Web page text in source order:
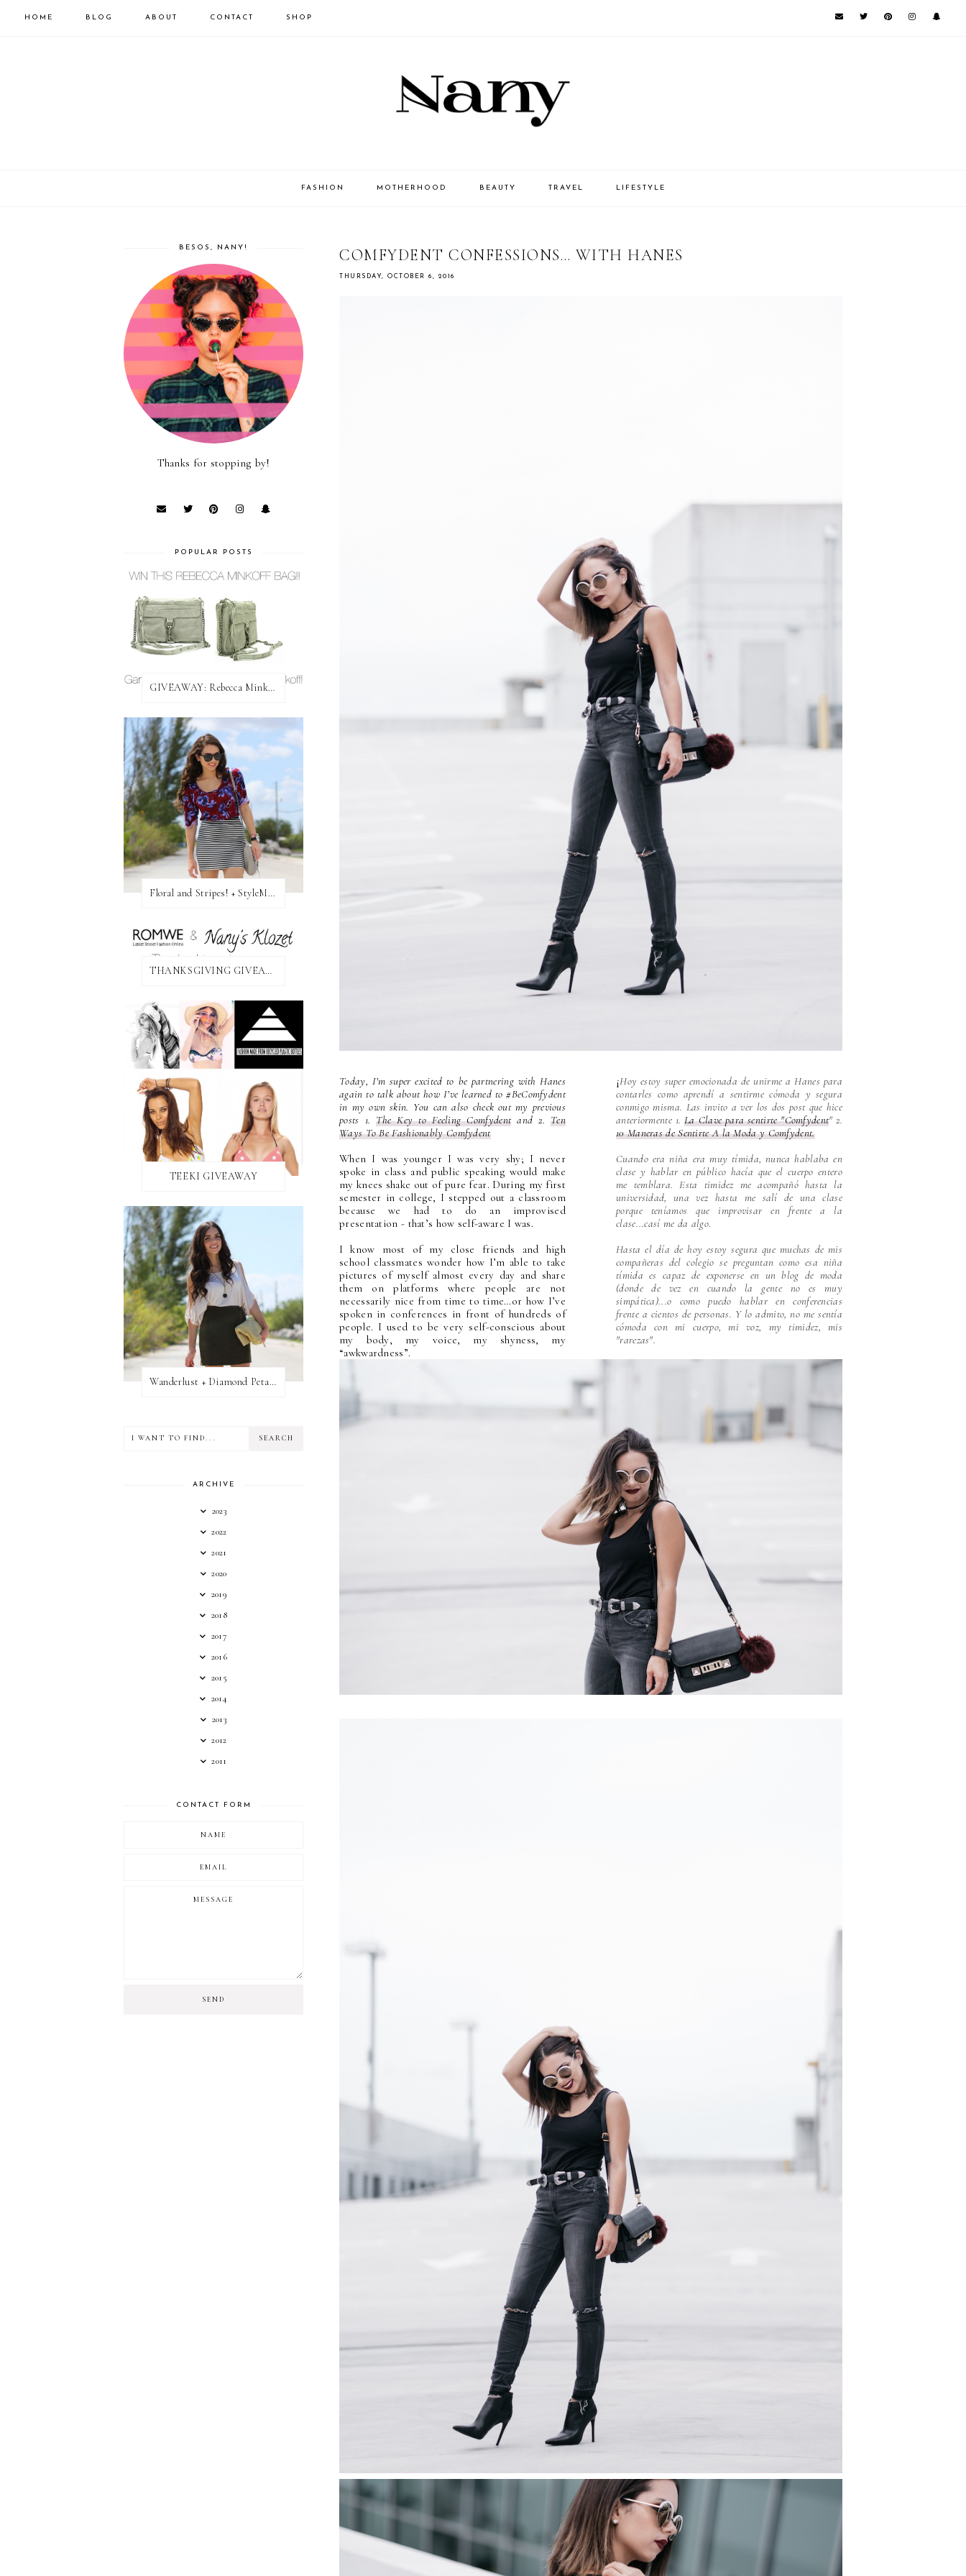
HOME BLOG ABOUT CONTACT SHOP
FASHION MOTHERHOOD BEAUTY TRAVEL LIFESTYLE
COMFYDENT CONFESSIONS… WITH HANES
THURSDAY, OCTOBER 6, 2016
Today, I’m super excited to be partnering with Hanes
again to talk about how I’ve learned to #BeComfydent
in my own skin. You can also check out my previous
posts 1.The Key to Feeling Comfydentand 2.Ten
Ways To Be Fashionably Comfydent
When I was younger I was very shy; I never
spoke in class and public speaking would make
my knees shake out of pure fear. During my first
semester in college, I stepped out a classroom
because we had to do an improvised
presentation - that’s how self-aware I was.
I know most of my close friends and high
school classmates wonder how I’m able to take
pictures of myself almost every day and share
them on platforms where people are not
necessarily nice from time to time…or how I’ve
spoken in conferences in front of hundreds of
people. I used to be very self-conscious about
my body, my voice, my shyness, my
“awkwardness”.
¡Hoy estoy super emocionada de unirme a Hanes para
contarles como aprendí a sentirme cómoda y segura
conmigo misma. Las invito a ver los dos post que hice
anteriormente 1.La Clave para sentirte "Comfydent" 2.
10 Maneras de Sentirte A la Moda y Comfydent.
Cuando era niña era muy tímida, nunca hablaba en
clase y hablar en público hacía que el cuerpo entero
me temblara. Esta timidez me acompañó hasta la
universidad, una vez hasta me salí de una clase
porque teníamos que improvisar en frente a la
clase...casí me da algo.
Hasta el día de hoy estoy segura que muchas de mis
compañeras del colegio se preguntan como esa niña
tímida es capaz de exponerse en un blog de moda
(donde de vez en cuando la gente no es muy
simpática)...o como puedo hablar en conferencias
frente a cientos de personas. Y lo admito, no me sentía
cómoda con mi cuerpo, mi voz, my timidez, mis
"rarezas".
BESOS, NANY!
Thanks for stopping by!
POPULAR POSTS
GIVEAWAY: Rebecca Minkoff Bag!
Floral and Stripes! + StyleMint GIVEAWAY!
THANKSGIVING GIVEAWAY!
TEEKI GIVEAWAY
Wanderlust + Diamond Petal Giveaway
ARCHIVE
2023
2022
2021
2020
2019
2018
2017
2016
2015
2014
2013
2012
2011
CONTACT FORM